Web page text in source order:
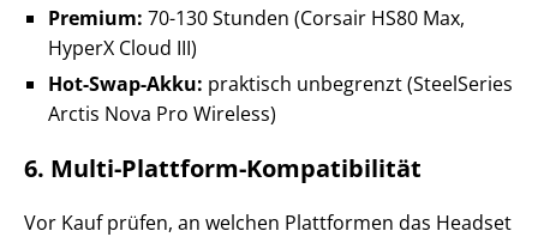
Premium: 70-130 Stunden (Corsair HS80 Max,
HyperX Cloud III)
Hot-Swap-Akku: praktisch unbegrenzt (SteelSeries
Arctis Nova Pro Wireless)
6. Multi-Plattform-Kompatibilität
Vor Kauf prüfen, an welchen Plattformen das Headset